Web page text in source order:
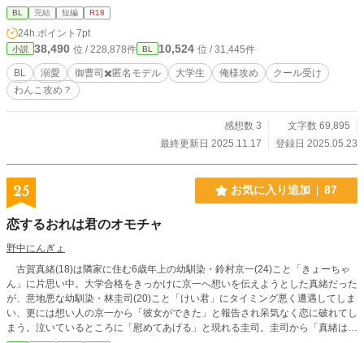
近づいて来る響をスルーしてしまう。一方響は、掴みどころ
がなく印象的なモデルの《ロウ》に興味が尽きない。 そん
な交わらない二人だったが、大学で太郎の後ろ姿を見た響が
引っ掛かりを感じて急接近する様になる。面倒な事を嫌う太
郎だったが、強引な響から逃げきれない。 家庭の事情で
何処か拗らせた太郎と、強引な御曹司の響との手探りの恋物
BL 完結 短編 R18
24h.ポイント 7pt
小説 38,490 位 / 228,878件 BL 10,524 位 / 31,445件
BL 溺愛 御曹司✖️匿名モデル 大学生 俺様攻め
クール受け
わんこ攻め？
感想数 3
文字数 69,895
最終更新日 2025.11.17
登録日 2025.05.23
25 お気に入り追加 87
恋するおれは君のオモチャ
野中にんぎょ
古賀真緒(18)は隣家に住む6歳年上の幼馴染・鈴村京一(24)こと「きょーちゃ
ん」に片思い中。大学合格をきっかけに京一へ想いを伝えようとした真緒だった
が、意地悪な幼馴染・林圭司(20)こと「けい君」にタイミング悪く遭遇してしま
い、更には想い人の京一から「彼女ができた」と報告され呆気なく恋に破れてし
まう。泣いているところに「慰めてあげる」と現れる圭司。圭司から「真緒は俺